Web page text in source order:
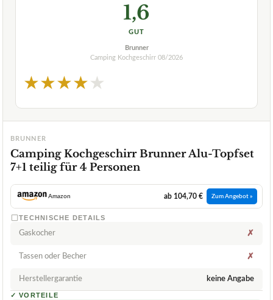
1,6
GUT
Brunner
Camping Kochgeschirr 08/2026
★★★★★
BRUNNER
Camping Kochgeschirr Brunner Alu-Topfset
7+1 teilig für 4 Personen
Amazon ab 104,70 € Zum Angebot »
TECHNISCHE DETAILS
Gaskocher ✗
Tassen oder Becher ✗
Herstellergarantie keine Angabe
✓ VORTEILE